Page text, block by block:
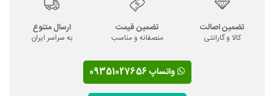
تضمین اصالت
کالا و گارانتی
تضمین قیمت
منصفانه و مناسب
ارسال متنوع
به سراسر ایران
واتساپ 09351027656